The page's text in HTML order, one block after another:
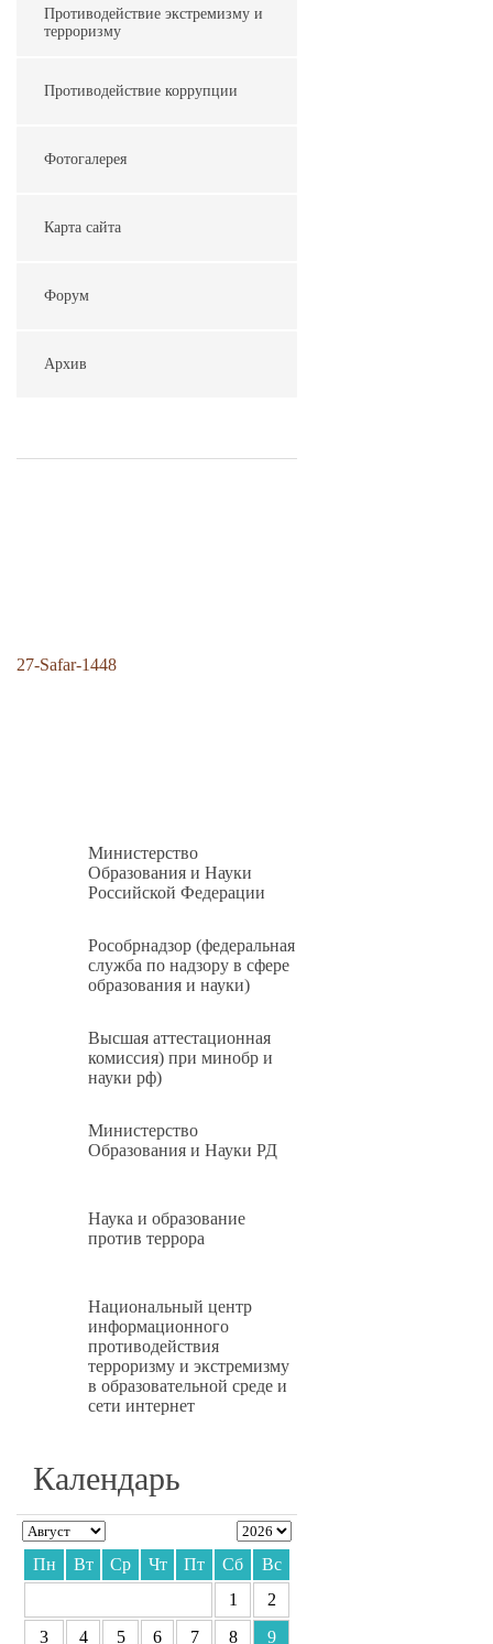
Противодействие экстремизму и
терроризму
Противодействие коррупции
Фотогалерея
Карта сайта
Форум
Архив
27-Safar-1448
Министерство
Образования и Науки
Российской Федерации
Рособрнадзор (федеральная
служба по надзору в сфере
образования и науки)
Высшая аттестационная
комиссия) при минобр и
науки рф)
Министерство
Образования и Науки РД
Наука и образование
против террора
Национальный центр
информационного
противодействия
терроризму и экстремизму
в образовательной среде и
сети интернет
Календарь
Пн Вт Ср Чт Пт Сб
Вс
1
2
3
4 5 6 7 8 9